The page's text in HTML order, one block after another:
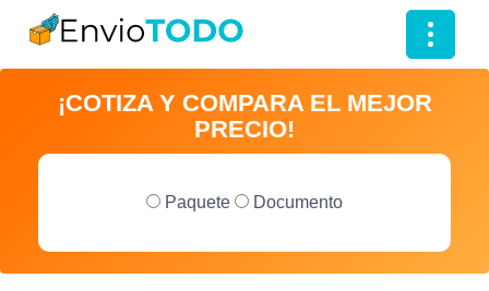
T
o
g
¡COTIZA Y COMPARA EL MEJOR
PRECIO!
Paquete Documento